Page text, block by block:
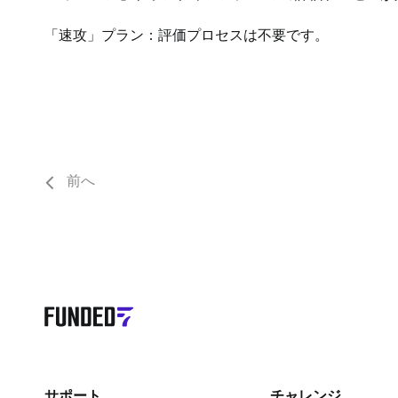
「速攻」プラン：評価プロセスは不要です。
前へ